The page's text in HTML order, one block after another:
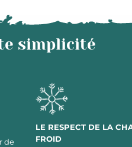
simplicité
de
LE RESPECT DE LA
FROID